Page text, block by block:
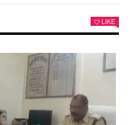
LIKE